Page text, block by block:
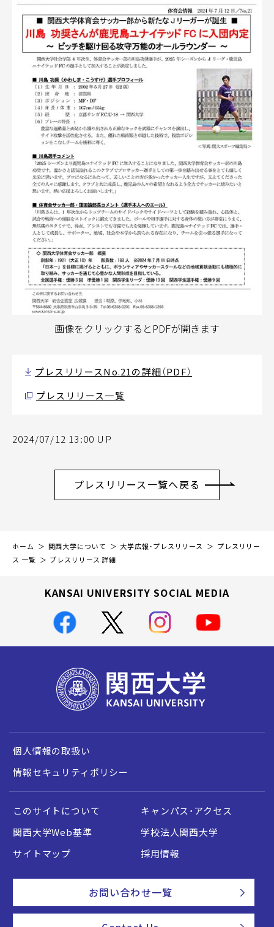
画像をクリックするとPDFが開きます
プレスリリースNo.21の詳細（PDF）
プレスリリース一覧
2024/07/12 13:00 UP
プレスリリース一覧へ戻る
ホーム 関西大学について 大学広報・プレスリリース
プレスリリー
ス 一覧
プレスリリース 詳細
KANSAI UNIVERSITY SOCIAL MEDIA
個人情報の取扱い
情報セキュリティポリシー
このサイトについて
キャンパス・アクセス
関西大学Web基準
学校法人関西大学
サイトマップ
採用情報
お問い合わせ一覧